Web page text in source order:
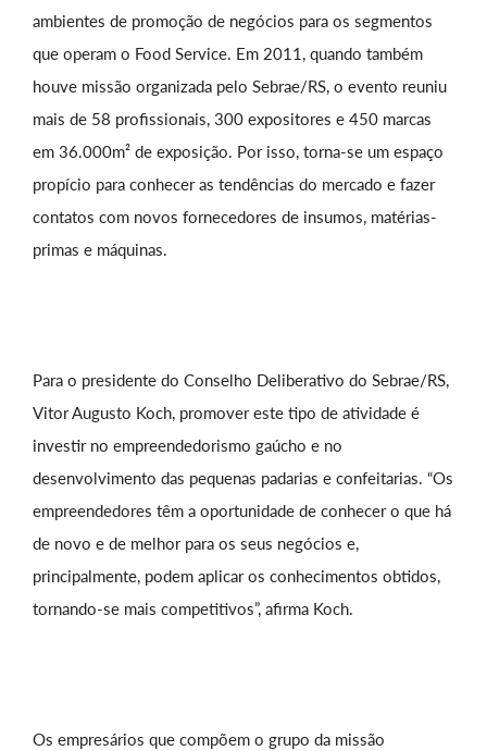
ambientes de promoção de negócios para os segmentos
que operam o Food Service. Em 2011, quando também
houve missão organizada pelo Sebrae/RS, o evento reuniu
mais de 58 profissionais, 300 expositores e 450 marcas
em 36.000m² de exposição. Por isso, torna-se um espaço
propício para conhecer as tendências do mercado e fazer
contatos com novos fornecedores de insumos, matérias-
primas e máquinas.
Para o presidente do Conselho Deliberativo do Sebrae/RS,
Vitor Augusto Koch, promover este tipo de atividade é
investir no empreendedorismo gaúcho e no
desenvolvimento das pequenas padarias e confeitarias. “Os
empreendedores têm a oportunidade de conhecer o que há
de novo e de melhor para os seus negócios e,
principalmente, podem aplicar os conhecimentos obtidos,
tornando-se mais competitivos”, afirma Koch.
Os empresários que compõem o grupo da missão